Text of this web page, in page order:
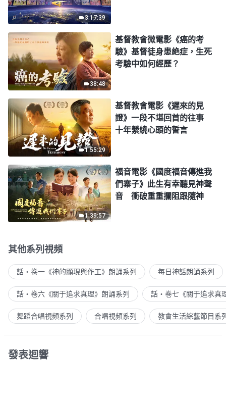
3:17:39
38:48
基督教會微電影《癌的考
驗》基督徒身患絶症，生死
考驗中如何經歷？
1:55:29
基督教會電影《遲來的見
證》一段不堪回首的往事
十年縈繞心頭的誓言
1:39:57
福音電影《國度福音傳進我
們寨子》此生有幸聽見神聲
音 衝破重重攔阻跟隨神
其他系列視頻
話・卷一《神的顯現與作工》朗誦系列 每日神話朗誦系列
話・卷六《關于追求真理》朗誦系列 話・卷七《關于追求真
舞蹈合唱視頻系列 合唱視頻系列 教會生活綜藝節目系
發表迴響